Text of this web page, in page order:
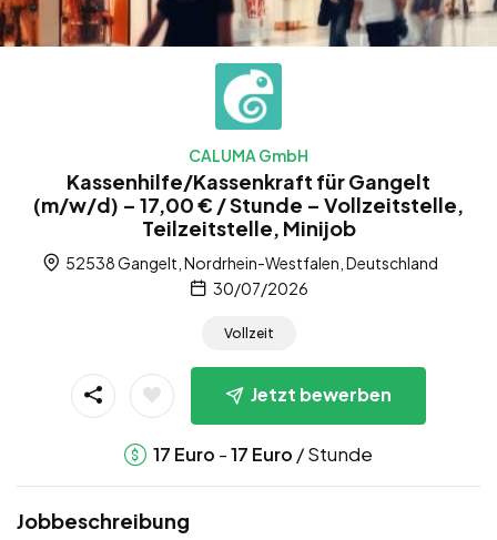
CALUMA GmbH
Kassenhilfe/Kassenkraft für Gangelt
(m/w/d) – 17,00 € / Stunde – Vollzeitstelle,
Teilzeitstelle, Minijob
52538 Gangelt, Nordrhein-Westfalen, Deutschland
30/07/2026
Vollzeit
Jetzt bewerben
17 Euro -17 Euro / Stunde
Jobbeschreibung